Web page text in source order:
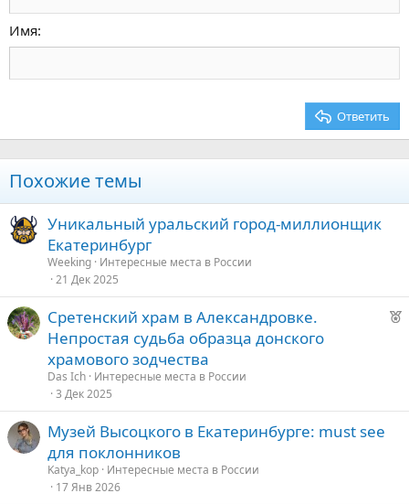
18
22
Tahoma
Times New Roman
Заголовок 2
Заголовок 3
Имя
Ответить
Похожие темы
Уникальный уральский город-миллионщик
Екатеринбург
Weeking Интересные места в России
21 Дек 2025
Р
е
Сретенский храм в Александровке.
Непростая судьба образца донского
храмового зодчества
Das Ich Интересные места в России
3 Дек 2025
Музей Высоцкого в Екатеринбурге: must see
для поклонников
Katya_kop Интересные места в России
17 Янв 2026